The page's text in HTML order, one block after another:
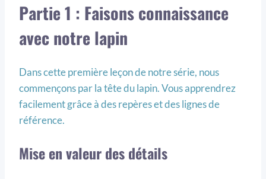
Partie 1 : Faisons connaissance
avec notre lapin
Dans cette première leçon de notre série, nous
commençons par la tête du lapin. Vous apprendrez
facilement grâce à des repères et des lignes de
référence.
Mise en valeur des détails